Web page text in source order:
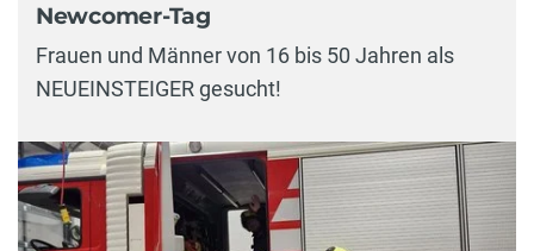
Newcomer-Tag
Frauen und Männer von 16 bis 50 Jahren als
NEUEINSTEIGER gesucht!